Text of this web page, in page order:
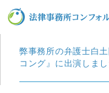
弊事務所の弁護士白
コング』に出演しまし